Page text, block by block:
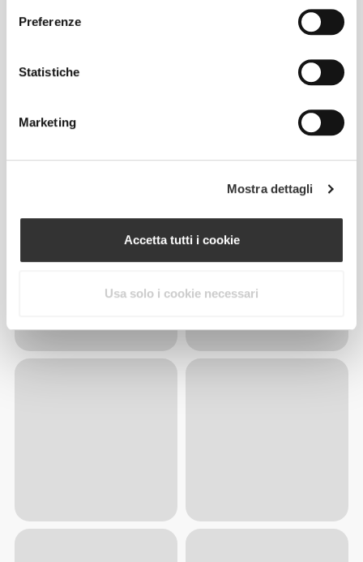
Preferenze
Statistiche
Marketing
Mostra dettagli
Accetta tutti i cookie
Usa solo i cookie necessari